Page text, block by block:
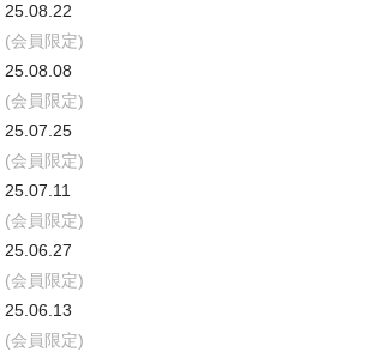
25.08.22
(会員限定)
25.08.08
(会員限定)
25.07.25
(会員限定)
25.07.11
(会員限定)
25.06.27
(会員限定)
25.06.13
(会員限定)